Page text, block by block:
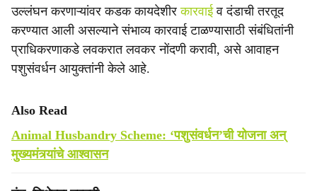
उल्लंघन करणाऱ्यांवर कडक कायदेशीरकारवाईव दंडाची तरतूद
करण्यात आली असल्याने संभाव्य कारवाई टाळण्यासाठी संबंधितांनी
प्राधिकरणाकडे लवकरात लवकर नोंदणी करावी, असे आवाहन
पशुसंवर्धन आयुक्तांनी केले आहे.
Also Read
Animal Husbandry Scheme: ‘पशुसंवर्धन’ची योजना अन्
मुख्यमंत्र्यांचे आश्वासन